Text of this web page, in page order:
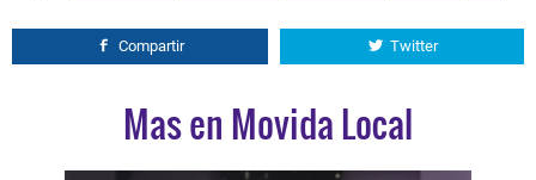
Compartir Twitter
Mas en Movida Local